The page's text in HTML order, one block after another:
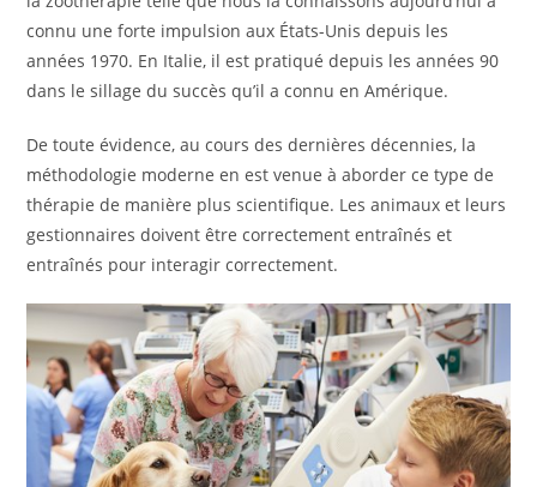
connu une forte impulsion aux États-Unis depuis les
années 1970. En Italie, il est pratiqué depuis les années 90
dans le sillage du succès qu’il a connu en Amérique.
De toute évidence, au cours des dernières décennies, la
méthodologie moderne en est venue à aborder ce type de
thérapie de manière plus scientifique. Les animaux et leurs
gestionnaires doivent être correctement entraînés et
entraînés pour interagir correctement.